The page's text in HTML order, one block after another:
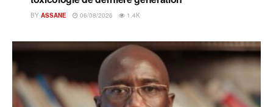
BY ASSANE 06/08/2026 1.4K